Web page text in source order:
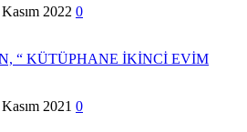
2022 0
“ KÜTÜPHANE İKİNCİ EVİM
2021 0